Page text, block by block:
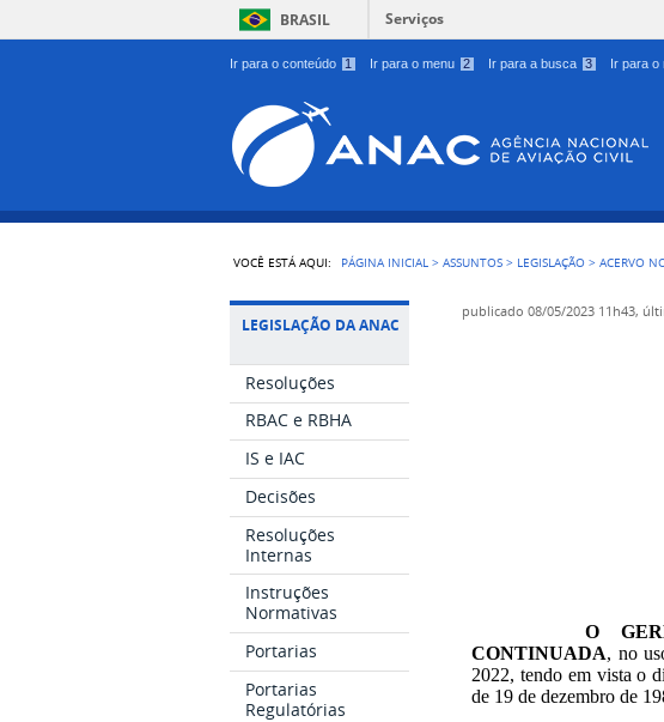
Ir para o conteúdo 1 Ir para o menu 2 Ir para a busca 3 Ir para o
BRASIL Serviços
VOCÊ ESTÁ AQUI: PÁGINA INICIAL >ASSUNTOS > LEGISLAÇÃO >ACERVO
LEGISLAÇÃO DA ANAC
Resoluções
RBAC e RBHA
IS e IAC
Decisões
Resoluções
Internas
Instruções
Normativas
Portarias
Portarias
Regulatórias
publicado 08/05/2023 11h43,
O
CONTINUADA, no
2022, tendo em vista o
de 19 de dezembro de